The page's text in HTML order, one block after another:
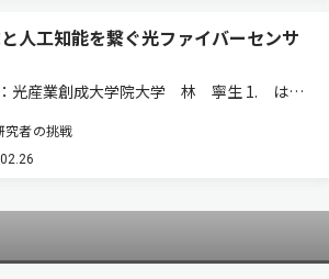
人工知能を繋ぐ光ファイバーセンサ
光産業創成大学院大学 林 寧生 1. はじ
車の中で無意識に開くソーシャルネットワ
ービス（SNS）。そのコンテンツは人が作
究者の挑戦